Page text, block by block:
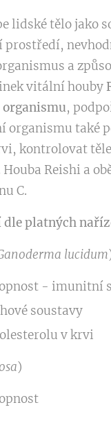
lidské tělo jako
prostředí,
a
vitální houby
,
organismu
kontrolovat
Reishi a
C.
platných
lucidum
- imunitní
soustavy
v krvi
)